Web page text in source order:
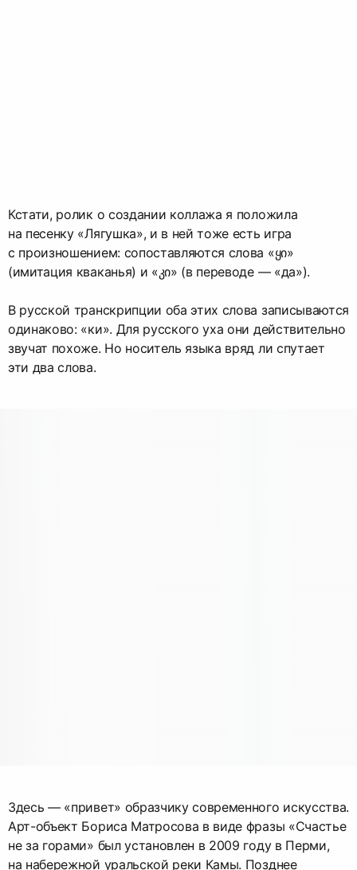
Кстати, ролик о создании коллажа я положила
на песенку «Лягушка», и в ней тоже есть игра
с произношением: сопоставляются слова «ყი»
(имитация кваканья) и «კი» (в переводе — «да»).
В русской транскрипции оба этих слова записываются
одинаково: «ки». Для русского уха они действительно
звучат похоже. Но носитель языка вряд ли спутает
эти два слова.
Здесь — «привет» образчику современного искусства.
Арт-объект Бориса Матросова в виде фразы «Счастье
не за горами» был установлен в 2009 году в Перми,
на набережной уральской реки Камы. Позднее